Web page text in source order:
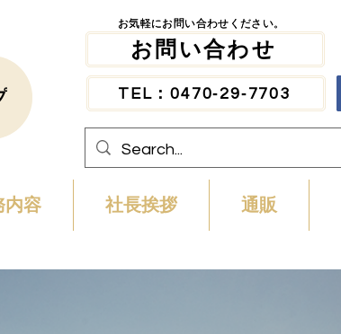
お問い合わせ
​お気軽にお問い合わせください。
TEL：0470‐29‐7703
お問い合わせ
​お気軽にお問い合わせください。
TEL：0470‐29‐7703
内容 ​社長挨拶 通販